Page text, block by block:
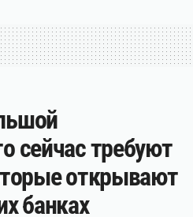
сейчас требуют
открывают
банках